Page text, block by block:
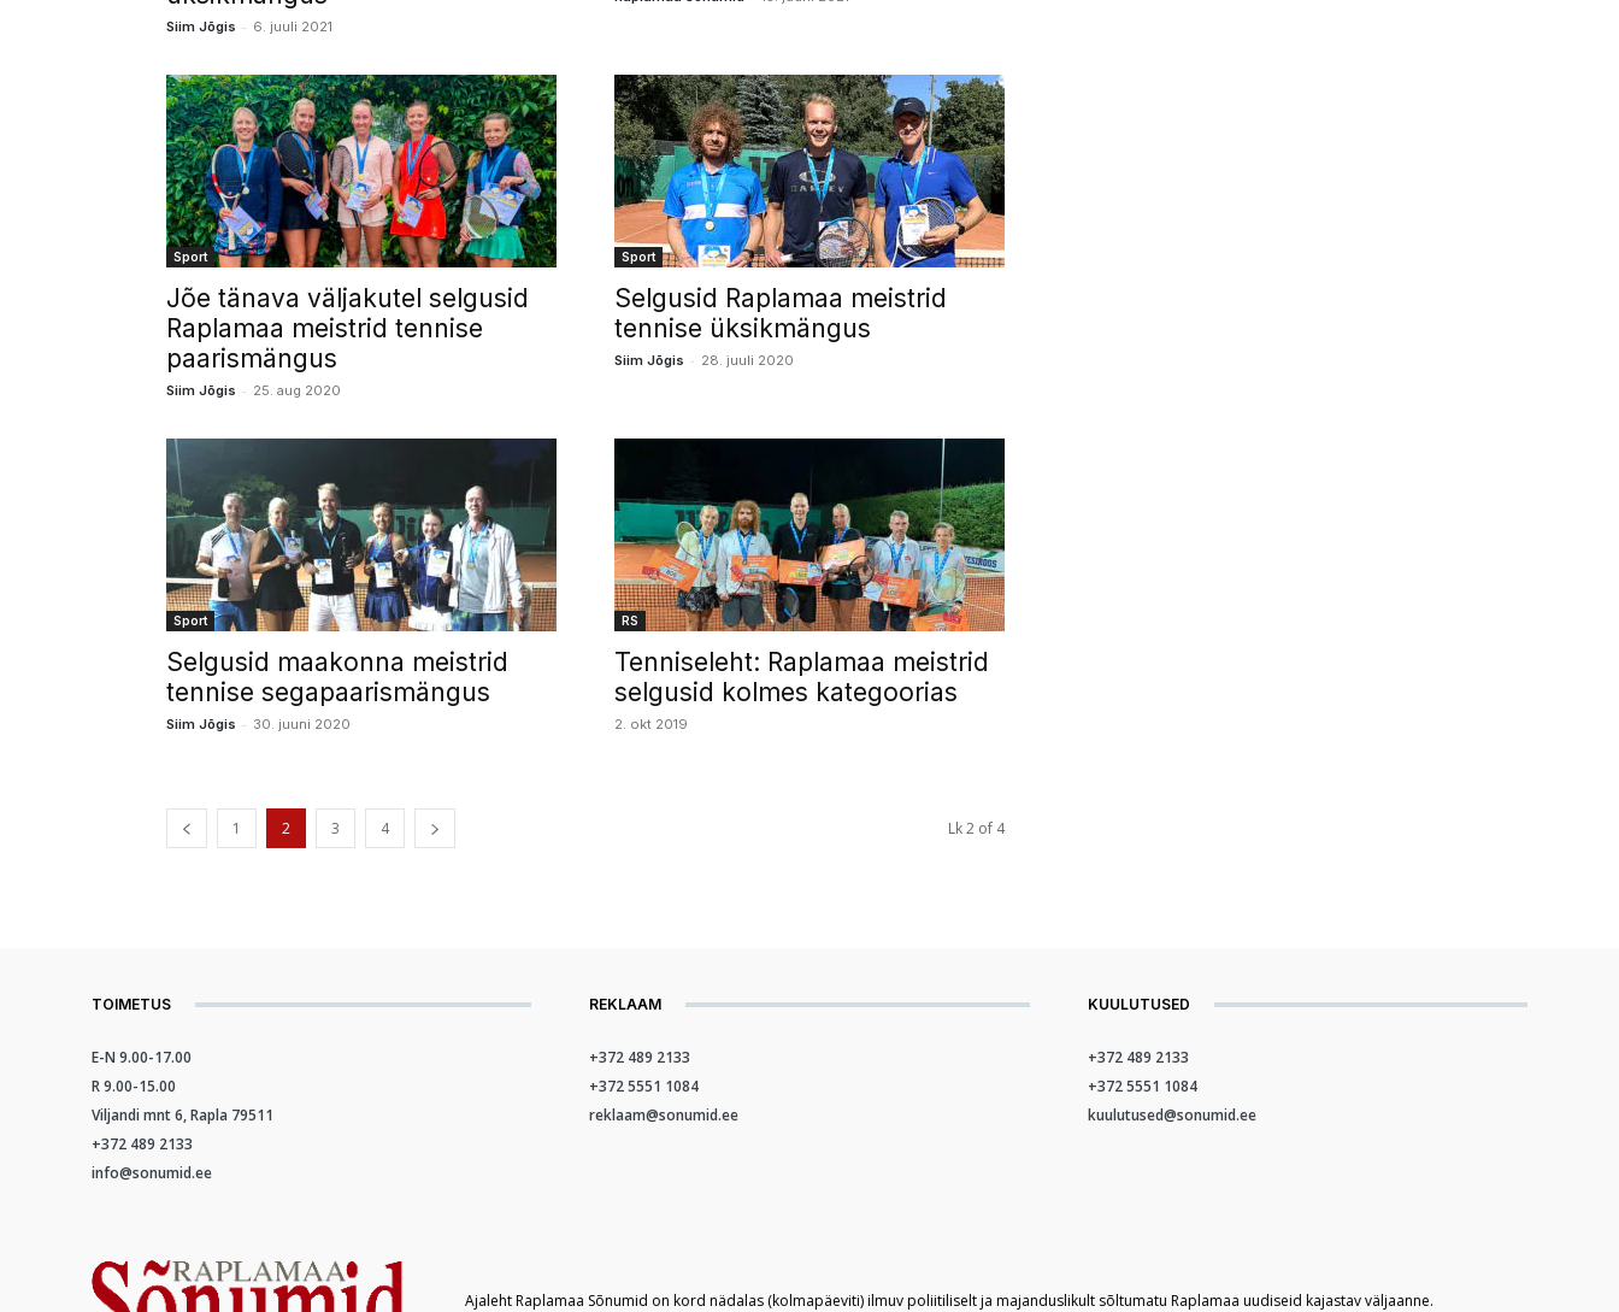
Siim Jõgis - 6. juuli 2021
Sport
Jõe tänava väljakutel selgusid
Raplamaa meistrid tennise
paarismängus
Siim Jõgis - 25. aug 2020
Sport
Selgusid Raplamaa meistrid
tennise üksikmängus
Siim Jõgis - 28. juuli 2020
Sport
Selgusid maakonna meistrid
tennise sega­paarismängus
Siim Jõgis - 30. juuni 2020
RS
Tenniseleht: Raplamaa meistrid
selgusid kolmes kategoorias
2. okt 2019
1 2 3 4 Lk 2 of 4
TOIMETUS
E-N 9.00-17.00
R 9.00-15.00
Viljandi mnt 6, Rapla 79511
+372 489 2133
info@sonumid.ee
REKLAAM
+372 489 2133
+372 5551 1084
reklaam@sonumid.ee
KUULUTUSED
+372 489 2133
+372 5551 1084
kuulutused@sonumid.ee
Ajaleht Raplamaa Sõnumid on kord nädalas (kolmapäeviti) ilmuv poliitiliselt ja majanduslikult sõltumatu Raplamaa uudiseid kajastav väljaanne.